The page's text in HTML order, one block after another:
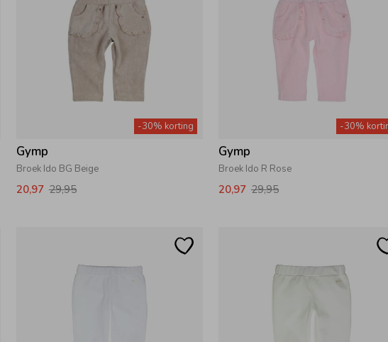
-30% korting
Gymp
Broek Ido BG Beige
20,97 29,95
-30%
Gymp
Broek Ido R Rose
20,97 29,95